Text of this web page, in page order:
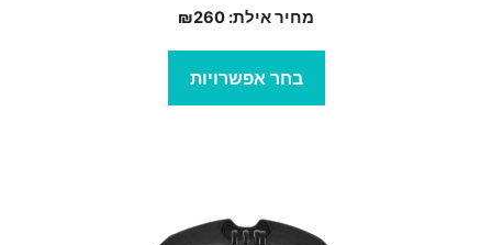
מחיר אילת:
₪260
בחר אפשרויות